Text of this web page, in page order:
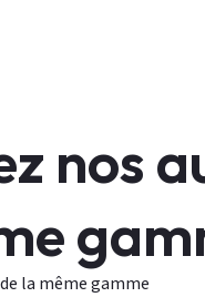
nos
la même gamme